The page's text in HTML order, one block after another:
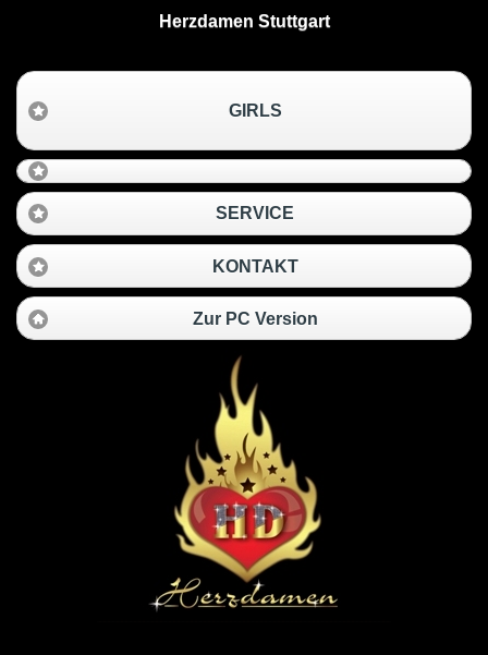
Herzdamen Stuttgart
GIRLS
SERVICE
KONTAKT
Zur PC Version